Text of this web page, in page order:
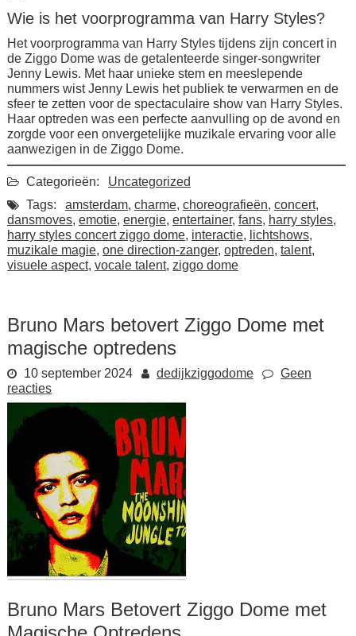
Wie is het voorprogramma van Harry Styles?
Het voorprogramma van Harry Styles tijdens zijn concert in
de Ziggo Dome was de getalenteerde singer-songwriter
Jenny Lewis. Met haar unieke stem en meeslepende
nummers wist Jenny Lewis het publiek te verwarmen en de
sfeer te zetten voor de spectaculaire show van Harry Styles.
Haar optreden was een perfecte aanvulling op de avond en
zorgde voor een onvergetelijke muzikale ervaring voor alle
aanwezigen in de Ziggo Dome.
Categorieën:
Uncategorized
Tags:
amsterdam, charme, choreografieën, concert,
dansmoves, emotie, energie, entertainer, fans, harry styles,
harry styles concert ziggo dome, interactie, lichtshows,
muzikale magie, one direction-zanger, optreden, talent,
visuele aspect, vocale talent, ziggo dome
Bruno Mars betovert Ziggo Dome met
magische optredens
10 september 2024 dedijkziggodome
Geen
reacties
Bruno Mars Betovert Ziggo Dome met